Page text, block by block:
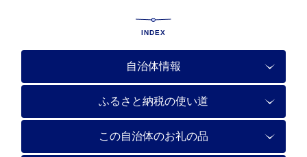
INDEX
自治体情報
ふるさと納税の使い道
この自治体のお礼の品